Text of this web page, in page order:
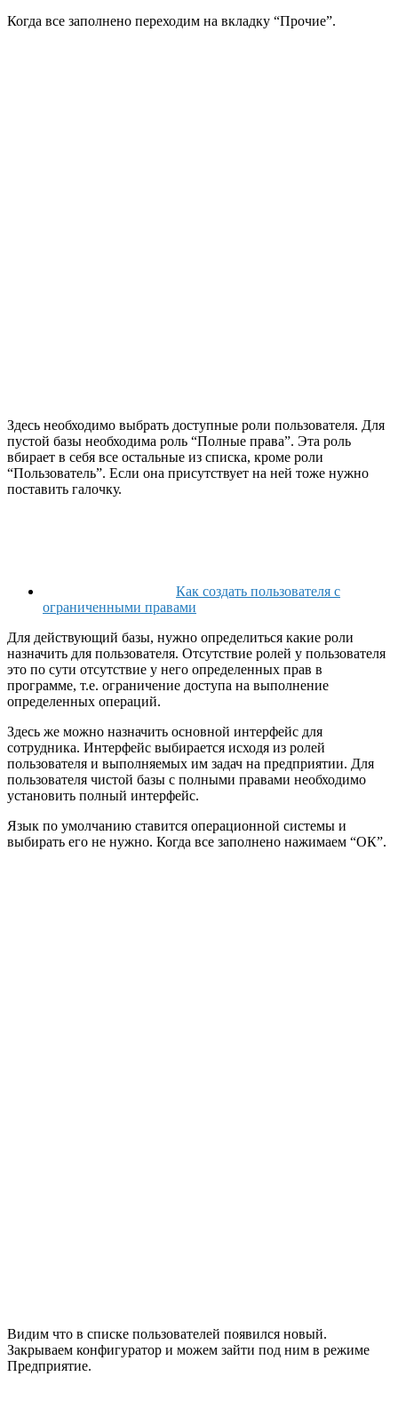
Когда все заполнено переходим на вкладку “Прочие”.
Здесь необходимо выбрать доступные роли пользователя. Для
пустой базы необходима роль “Полные права”. Эта роль
вбирает в себя все остальные из списка, кроме роли
“Пользователь”. Если она присутствует на ней тоже нужно
поставить галочку.
Как создать пользователя с
ограниченными правами
Для действующий базы, нужно определиться какие роли
назначить для пользователя. Отсутствие ролей у пользователя
это по сути отсутствие у него определенных прав в
программе, т.е. ограничение доступа на выполнение
определенных операций.
Здесь же можно назначить основной интерфейс для
сотрудника. Интерфейс выбирается исходя из ролей
пользователя и выполняемых им задач на предприятии. Для
пользователя чистой базы с полными правами необходимо
установить полный интерфейс.
Язык по умолчанию ставится операционной системы и
выбирать его не нужно. Когда все заполнено нажимаем “ОК”.
Видим что в списке пользователей появился новый.
Закрываем конфигуратор и можем зайти под ним в режиме
Предприятие.